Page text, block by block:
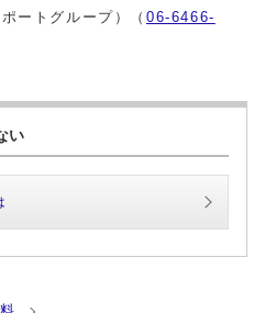
ートグループ）（ 06-6466-
い